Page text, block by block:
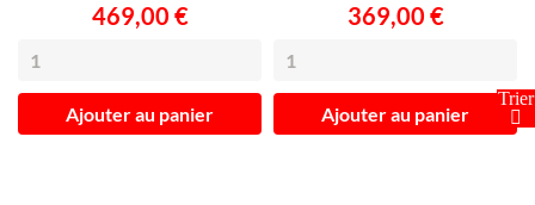
469,00 €
Ajouter au panier
369,00 €
Ajouter au panier